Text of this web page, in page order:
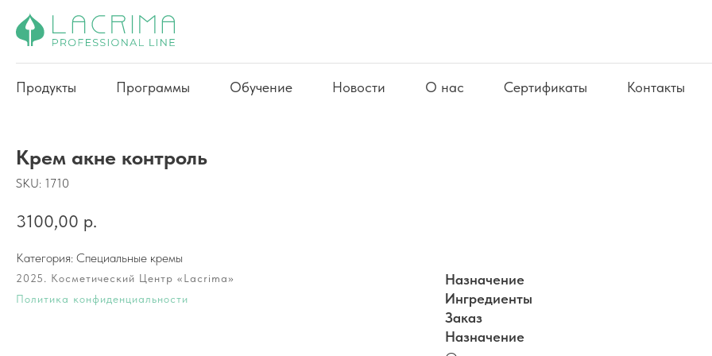
Продукты Программы Обучение Новости О нас Сертификаты Контакты
Крем акне контроль
SKU: 1710
3100,00 р.
Категория: Специальные кремы
Назначение
Ингредиенты
Заказ
Назначение
2025. Косметический Центр «Lacrima»
Политика конфиденциальности